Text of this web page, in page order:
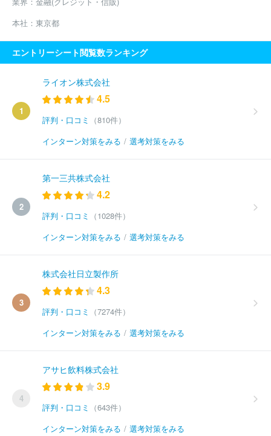
本社： 東京都
エントリーシート閲覧数ランキング
1
ライオン株式会社
4.5
評判・口コミ
（810件）
インターン対策をみる / 選考対策をみる
2
第一三共株式会社
4.2
評判・口コミ
（1028件）
インターン対策をみる / 選考対策をみる
3
株式会社日立製作所
4.3
評判・口コミ
（7274件）
インターン対策をみる / 選考対策をみる
4
アサヒ飲料株式会社
3.9
評判・口コミ
（643件）
インターン対策をみる / 選考対策をみる